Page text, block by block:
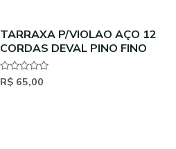
TARRAXA P/VIOLAO AÇO 12
CORDAS DEVAL PINO FINO
Avaliação
0
R$ 65,00